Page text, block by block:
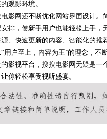
观影环境。
影网还不断优化网站界面设计
排，使新手用户也能轻松上手，
、快速更新的内容、智能化的
户至上，内容为王”的理念，不
影视平台，搜搜电影网无疑是
你轻松享受视听盛宴。